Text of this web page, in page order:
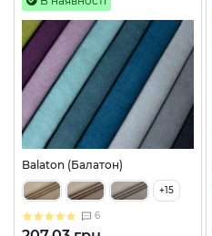
Balaton (Балатон)
+15
6